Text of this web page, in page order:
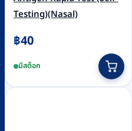
Testing)(Nasal)
฿40
มีสต็อก